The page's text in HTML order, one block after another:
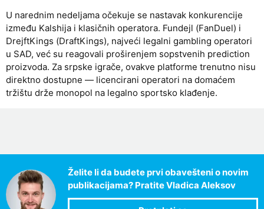
U narednim nedeljama očekuje se nastavak konkurencije
između Kalshija i klasičnih operatora. Fundejl (FanDuel) i
DrejftKings (DraftKings), najveći legalni gambling operatori
u SAD, već su reagovali proširenjem sopstvenih prediction
proizvoda. Za srpske igrače, ovakve platforme trenutno nisu
direktno dostupne — licencirani operatori na domaćem
tržištu drže monopol na legalno sportsko klađenje.
Želite li da budete prvi obavešteni o novim
publikacijama? Pratite Vladica Aleksov